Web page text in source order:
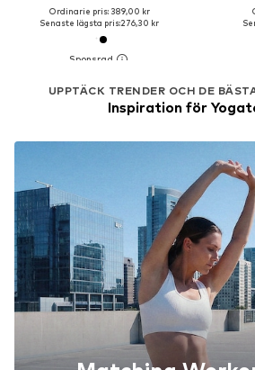
Ordinarie pris: 389,00 kr
Senaste lägsta pris:276,30 kr
UPPTÄCK TRENDER OCH DE
Inspiration för